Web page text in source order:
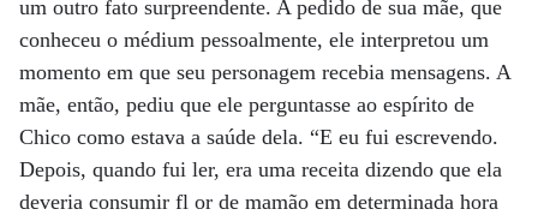
um outro fato surpreendente. A pedido de sua mãe, que
conheceu o médium pessoalmente, ele interpretou um
momento em que seu personagem recebia mensagens. A
mãe, então, pediu que ele perguntasse ao espírito de
Chico como estava a saúde dela. “E eu fui escrevendo.
Depois, quando fui ler, era uma receita dizendo que ela
deveria consumir fl or de mamão em determinada hora